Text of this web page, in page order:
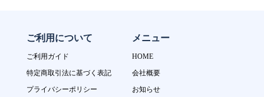
ご利用について
ご利用ガイド
特定商取引法に基づく表記
プライバシーポリシー
メニュー
HOME
会社概要
お知らせ